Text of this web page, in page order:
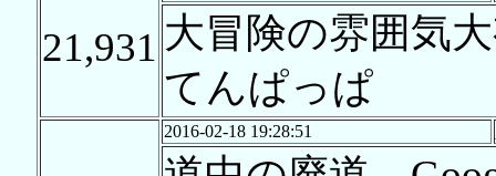
21,931 大冒険の雰囲気
てんぱっぱ
2016-02-18 19:28:51